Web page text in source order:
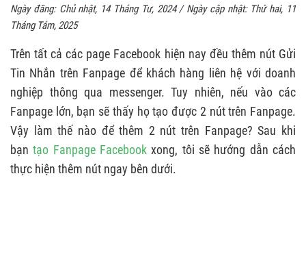
Ngày đăng: Chủ nhật, 14 Tháng Tư, 2024/ Ngày cập nhật: Thứ hai, 11
Tháng Tám, 2025
Trên tất cả các page Facebook hiện nay đều thêm nút Gửi
Tin Nhắn trên Fanpage để khách hàng liên hệ với doanh
nghiệp thông qua messenger. Tuy nhiên, nếu vào các
Fanpage lớn, bạn sẽ thấy họ tạo được 2 nút trên Fanpage.
Vậy làm thế nào để thêm 2 nút trên Fanpage? Sau khi
bạntạo Fanpage Facebook xong, tôi sẽ hướng dẫn cách
thực hiện thêm nút ngay bên dưới.